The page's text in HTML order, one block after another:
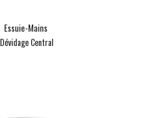
Essuie-Mains
Dévidage Central